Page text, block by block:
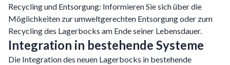
Recycling und Entsorgung: Informieren Sie sich über die
Möglichkeiten zur umweltgerechten Entsorgung oder zum
Recycling des Lagerbocks am Ende seiner Lebensdauer.
Integration in bestehende Systeme
Die Integration des neuen Lagerbocks in bestehende